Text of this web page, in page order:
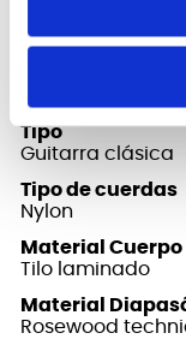
Tilo laminado
Tipo
Guitarra clásica
Tipo de cuerdas
Nylon
Material Cuerpo
Tilo laminado
Material
Rosewood